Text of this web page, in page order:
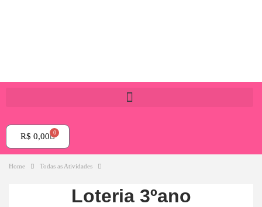
R$ 0,00 0
Home Todas as Atividades
Loteria 3ºano